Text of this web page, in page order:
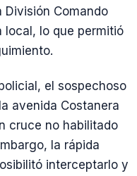
Comando
local, lo que permitió
el sospechoso
avenida Costanera
cruce no habilitado
la rápida
interceptarlo y